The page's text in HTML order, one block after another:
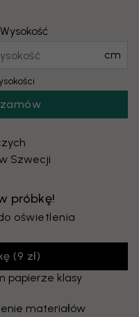
Wysokość
cm
Szwecji
próbkę!
oświetlenia
(9 zł)
papierze klasy
materiałów